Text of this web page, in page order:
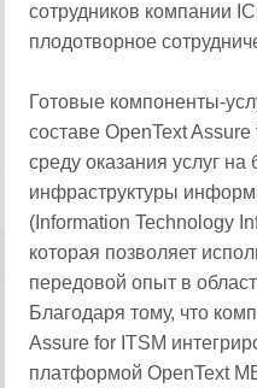
сотрудников компании
плодотворное
Готовые компоненты-
составе OpenText
среду оказания услуг на
инфраструктуры
(Information Technology
которая позволяет
передовой опыт в
Благодаря тому, что
Assure for ITSM
платформой OpenText